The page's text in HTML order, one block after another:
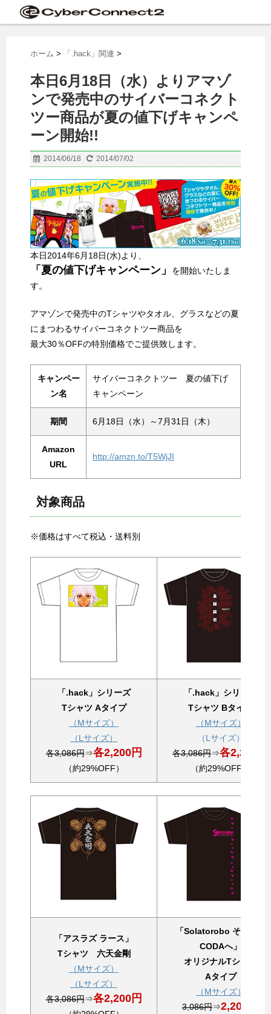
ホーム > 「.hack」関連 >
本日6月18日（水）よりアマゾ
ンで発売中のサイバーコネクト
ツー商品が夏の値下げキャンペ
ーン開始!!
2014/06/18 2014/07/02
本日2014年6月18日(水)より、
「夏の値下げキャンペーン」
を開始いたしま
す。
アマゾンで発売中のTシャツやタオル、グラスなどの夏
にまつわるサイバーコネクトツー商品を
最大30％OFFの特別価格でご提供致します。
キャンペー
ン名
サイバーコネクトツー 夏の値下げ
キャンペーン
期間 6月18日（水）～7月31日（木）
Amazon
URL
http://amzn.to/T5WjJI
対象商品
※価格はすべて税込・送料別
「.hack」シリーズ
Tシャツ Aタイプ
（Mサイズ）
（Lサイズ）
各3,086円⇒各2,200円
（約29%OFF）
「.hack」シリーズ
Tシャツ Bタイプ
（Mサイズ）
（Lサイズ）
各3,086円⇒各2,200円
（約29%OFF）
「アスラズ ラース」
Tシャツ 六天金剛
（Mサイズ）
（Lサイズ）
各3,086円⇒各2,200円
「Solatorobo それから
CODAへ」
オリジナルTシャツ
Aタイプ
（Mサイズ）
3,086円⇒2,200円